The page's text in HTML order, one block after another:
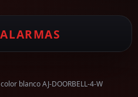
blanco AJ-DOORBELL-4-W